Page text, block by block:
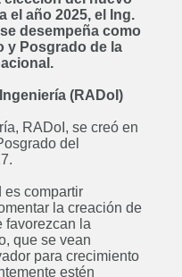
el año 2025, el Ing.
desempeña como
y Posgrado de la
(RADoI)
RADoI, se creó en
del
es compartir
la creación de
favorezcan la
que se vean
para crecimiento
estén
en